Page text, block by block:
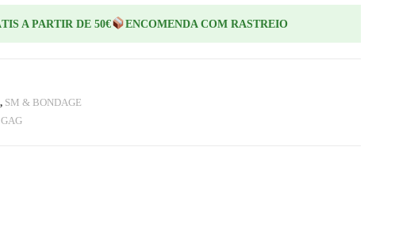
A PARTIR DE 50€ ENCOMENDA COM RASTREIO
, SM & BONDAGE